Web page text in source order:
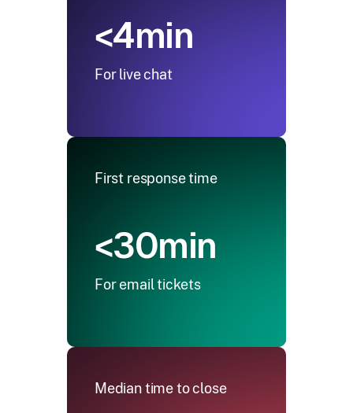
<4min
For live chat
First response time
<30min
For email tickets
Median time to close